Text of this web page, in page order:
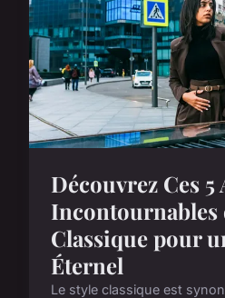
Découvrez Ces 5
Incontournables
Classique pour
Éternel
Le style classique est